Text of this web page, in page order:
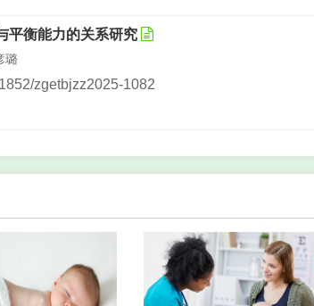
平衡能力的关系研究
璐
zgetbjzz2025-1082
响因素分析